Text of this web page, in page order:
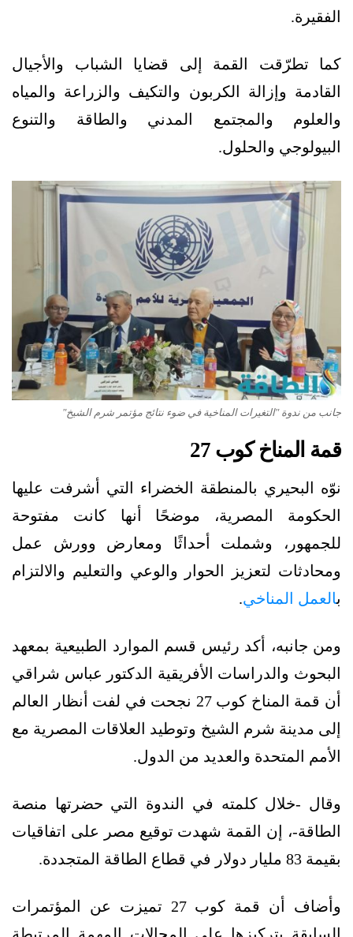
الفقيرة.
كما تطرّقت القمة إلى قضايا الشباب والأجيال
القادمة وإزالة الكربون والتكيف والزراعة والمياه
والعلوم والمجتمع المدني والطاقة والتنوع
البيولوجي والحلول.
جانب من ندوة "التغيرات المناخية في ضوء نتائج مؤتمر شرم الشيخ"
قمة المناخ كوب 27
نوّه البحيري بالمنطقة الخضراء التي أشرفت عليها
الحكومة المصرية، موضحًا أنها كانت مفتوحة
للجمهور، وشملت أحداثًا ومعارض وورش عمل
ومحادثات لتعزيز الحوار والوعي والتعليم والالتزام
بالعمل المناخي.
ومن جانبه، أكد رئيس قسم الموارد الطبيعية بمعهد
البحوث والدراسات الأفريقية الدكتور عباس شراقي
أن قمة المناخ كوب 27 نجحت في لفت أنظار العالم
إلى مدينة شرم الشيخ وتوطيد العلاقات المصرية مع
الأمم المتحدة والعديد من الدول.
وقال -خلال كلمته في الندوة التي حضرتها منصة
الطاقة-، إن القمة شهدت توقيع مصر على اتفاقيات
بقيمة 83 مليار دولار في قطاع الطاقة المتجددة.
وأضاف أن قمة كوب 27 تميزت عن المؤتمرات